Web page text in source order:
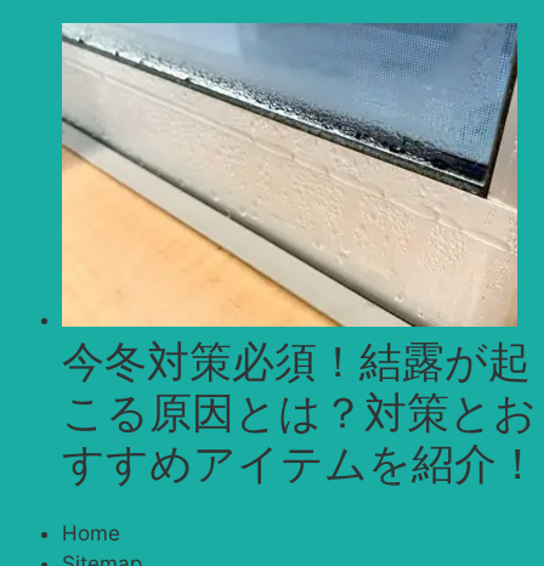
今冬対策必須！結露が起
こる原因とは？対策とお
すすめアイテムを紹介！
Home